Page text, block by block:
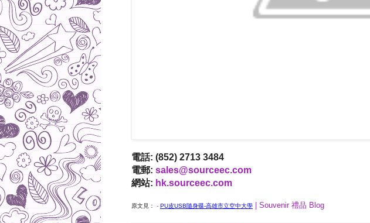
電話: (852) 2713 3484
電郵: sales@sourceec.com
網站: hk.sourceec.com
原文見： - PU皮USB隨身碟-高雄市立空中大學 | Souvenir 禮品 Blog